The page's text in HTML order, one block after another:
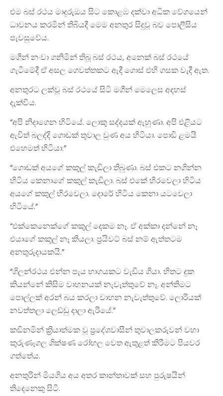
එම බස් රථය මාදුරුඔය සිට කොළඹ දක්වා අධික වේගයෙන්
ධාවනය කරමින් තිබියදී මෙම අනතුර සිදුවූ බව පොලීසිය
පැවසුවේය.
මගීන් නංවා ගනිමින් තිබූ බස් රථය, අනෙක් බස් රථයේ
ගැටීමේදී ඒ අසල ගෙවත්තකට ඇදී ගොස් එහි ගසක වැදී ඇත.
අනතුරට ලක්වූ බස් රථයේ සිටි මගීන් මෙලෙස අදහස්
දැක්වීය.
“අපි නිදාගෙන හිටියේ. ලොකු සද්දයක් ඇහුණා. අපි එළියට
ඇවිත් බලද්දි ගොඩක් තුවාල වුණ අය හිටියා. පොඩි ළමයි
එහෙමත් හිටියා.”
“ගොඩක් අයගේ කකුල් කැඩිලා තිබුණා. බස් එකට නගින්න
හිටිය කෙනාගේ කකුල් කැඩිලා. බස් එකේ හිරවෙලා හිටිය
අයගේ කකුල් හිරවෙලා. දොරේ හිටිය කෙනා යටවෙලා
හිටියේ.”
“එක්කෙනෙක්ගේ කකුල් දෙකම නෑ. ඒ අක්කා දන්නේ නෑ
එයාගේ කකුල් නෑ කියලා. ප්‍රයිවට් බස් නම් ඇත්තටම
අනතුරුදායකයි.”
“ගිලන්රථය එන්න පැය භාගයකට වැඩිය ගියා. හිතට දුක
කියන්නේ කිසිම වාහනයක් නැවැත්තුවේ නෑ. අන්තිමට
පොල්ලක් අරන් බය කරලා වාහන නැවැත්තුවේ. ලොරියක්
නවත්තලා ලෙඩ්ඩු දාලා ඇරියේ.”
කඩිනමින් ක්‍රියාත්මක වූ ප්‍රදේශවාසීන් තුවාලකරුවන් වහා
කුරුණෑගල ශික්ෂණ රෝහල වෙත ඇතුළත් කිරීමට පියවර
ගත්තේය.
අනතුරින් මියගිය අය අතර කාන්තාවක් සහ පුරුෂයින්
තිදෙනෙකු සිටී.